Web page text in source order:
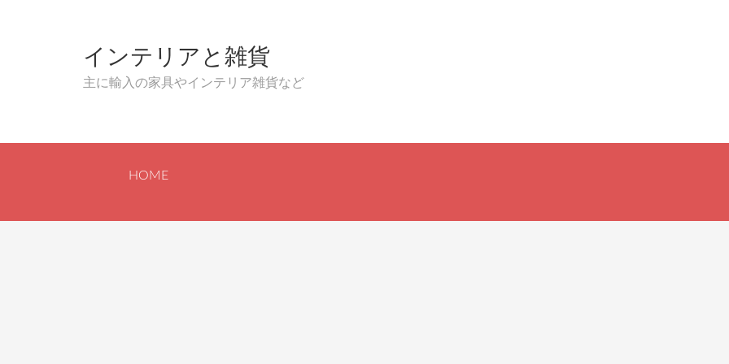
インテリアと雑貨
主に輸入の家具やインテリア雑貨など
HOME